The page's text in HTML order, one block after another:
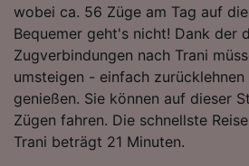
wobei ca. 56 Züge am Tag auf
Bequemer geht's nicht! Dank der
Zugverbindungen nach Trani
umsteigen - einfach
genießen. Sie können auf dieser
Zügen fahren. Die schnellste
Trani beträgt 21 Minuten.
Folgendes bereitzustellen:
Verwendung genauer
Endgeräteeigenschaften zur
aktiv abfragen. Speichern
Informationen auf einem
Personalisierte Werbung und
von Werbeleistung und der
Inhalten,